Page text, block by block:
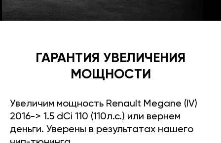
ГАРАНТИЯ УВЕЛИЧЕНИЯ
МОЩНОСТИ
Увеличим мощность Renault Megane (IV)
2016-> 1.5 dCi 110 (110л.с.) или вернем
деньги. Уверены в результатах нашего